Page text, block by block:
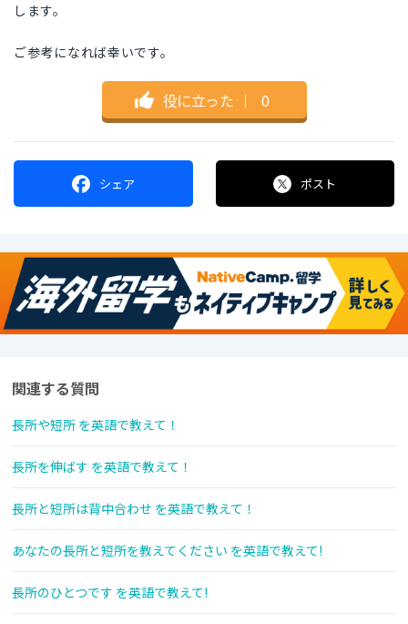
します。
ご参考になれば幸いです。
役に立った ｜ 0
シェア ポスト
関連する質問
長所や短所 を英語で教えて！
長所を伸ばす を英語で教えて！
長所と短所は背中合わせ を英語で教えて！
あなたの長所と短所を教えてください を英語で教えて!
長所のひとつです を英語で教えて!